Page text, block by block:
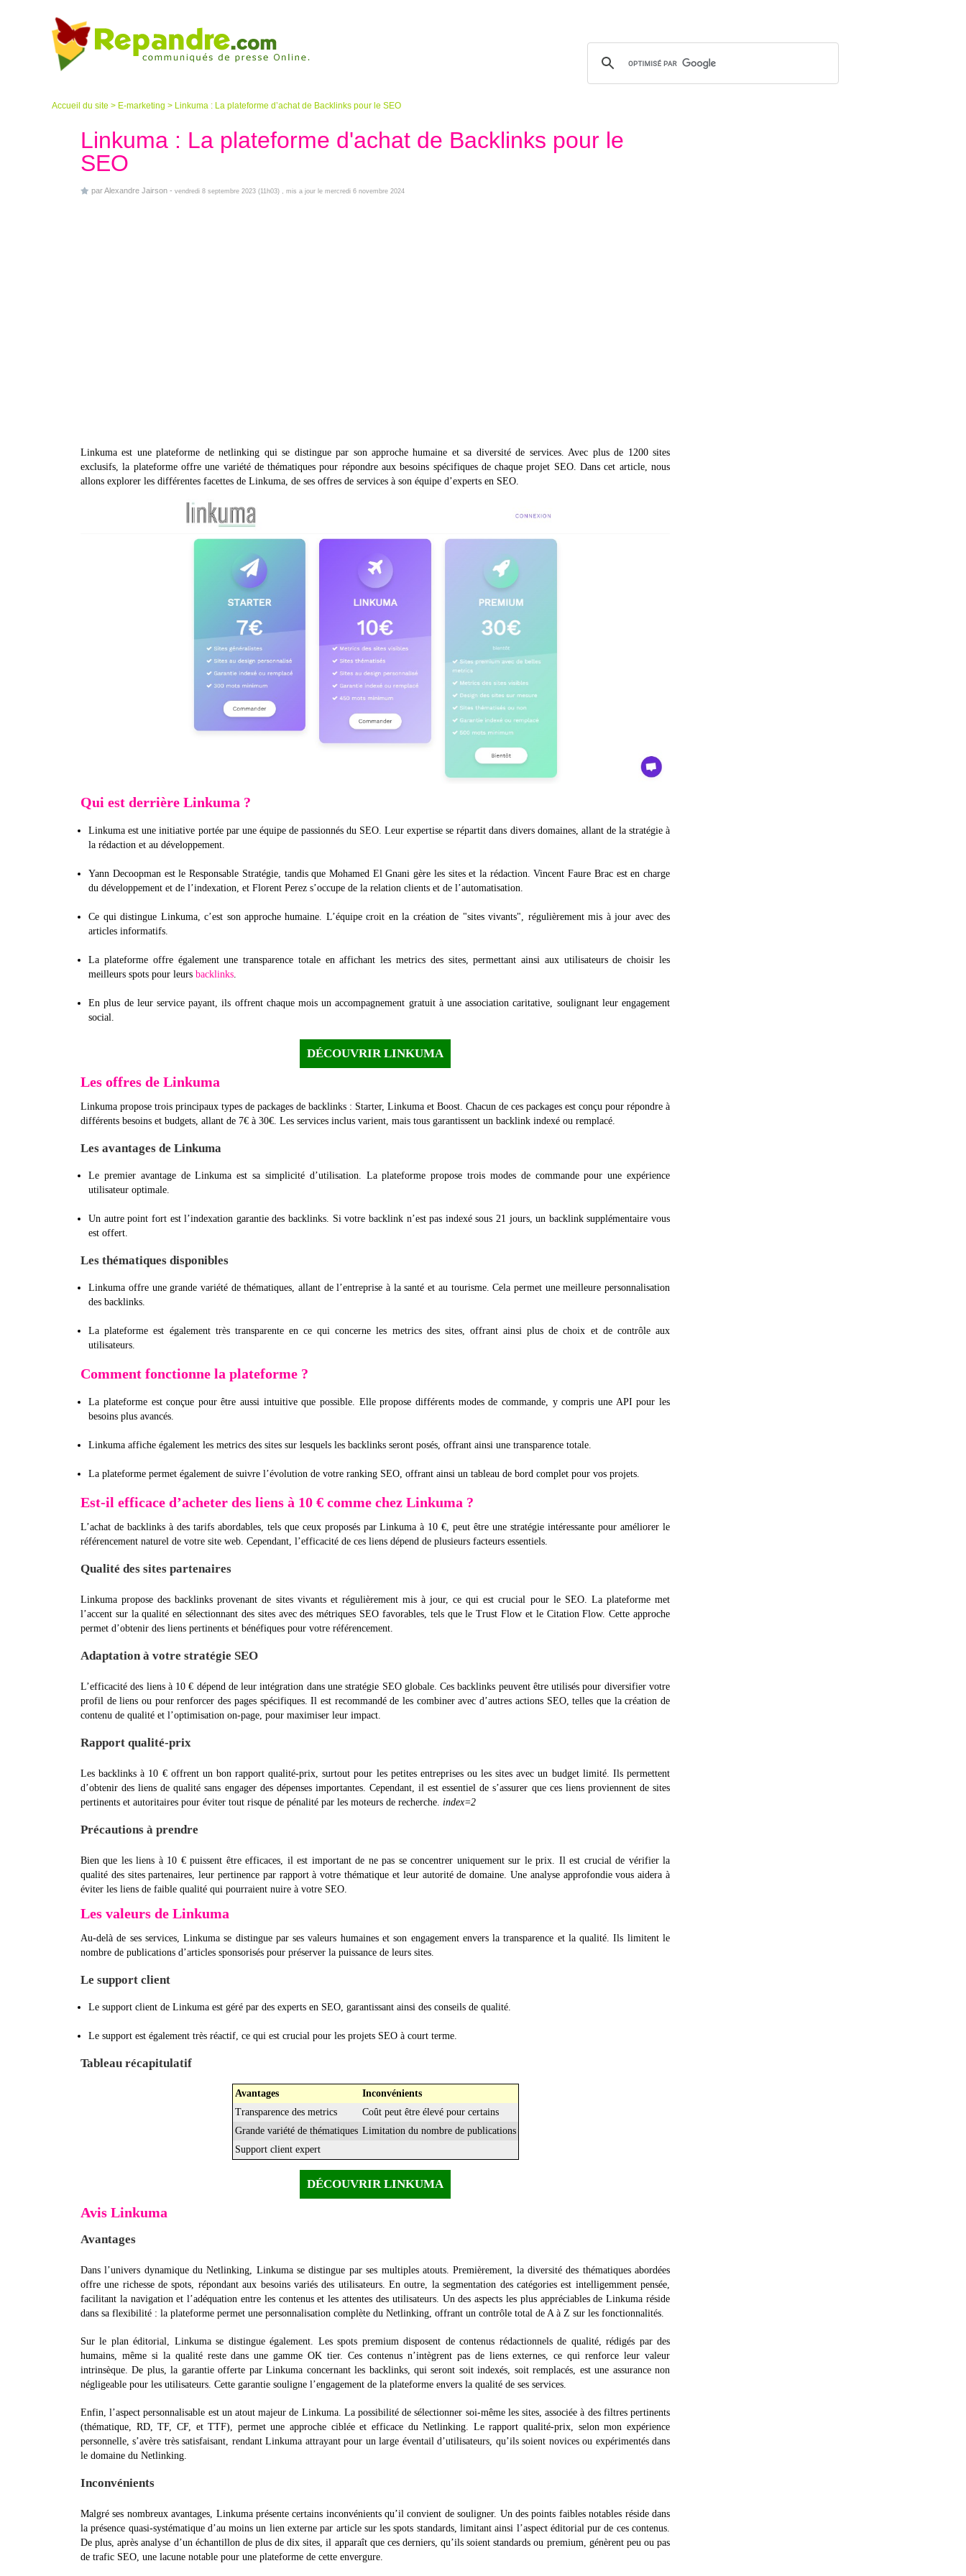
Accueil du site > E-marketing > Linkuma : La plateforme d’achat de Backlinks pour le SEO
Linkuma : La plateforme d'achat de Backlinks pour le
SEO
parAlexandre Jairson - vendredi 8 septembre 2023 (11h03) , mis a jour le mercredi 6 novembre 2024
Linkuma est une plateforme de netlinking qui se distingue par son approche humaine et sa diversité de services. Avec plus de 1200 sites
exclusifs, la plateforme offre une variété de thématiques pour répondre aux besoins spécifiques de chaque projet SEO. Dans cet article, nous
allons explorer les différentes facettes de Linkuma, de ses offres de services à son équipe d’experts en SEO.
Qui est derrière Linkuma ?
Linkuma est une initiative portée par une équipe de passionnés du SEO. Leur expertise se répartit dans divers domaines, allant de la stratégie à
la rédaction et au développement.
Yann Decoopman est le Responsable Stratégie, tandis que Mohamed El Gnani gère les sites et la rédaction. Vincent Faure Brac est en charge
du développement et de l’indexation, et Florent Perez s’occupe de la relation clients et de l’automatisation.
Ce qui distingue Linkuma, c’est son approche humaine. L’équipe croit en la création de "sites vivants", régulièrement mis à jour avec des
articles informatifs.
La plateforme offre également une transparence totale en affichant les metrics des sites, permettant ainsi aux utilisateurs de choisir les
meilleurs spots pour leursbacklinks
En plus de leur service payant, ils offrent chaque mois un accompagnement gratuit à une association caritative, soulignant leur engagement
social.
DÉCOUVRIR LINKUMA
Les offres de Linkuma
Linkuma propose trois principaux types de packages de backlinks : Starter, Linkuma et Boost. Chacun de ces packages est conçu pour répondre à
différents besoins et budgets, allant de 7€ à 30€. Les services inclus varient, mais tous garantissent un backlink indexé ou remplacé.
Les avantages de Linkuma
Le premier avantage de Linkuma est sa simplicité d’utilisation. La plateforme propose trois modes de commande pour une expérience
utilisateur optimale.
Un autre point fort est l’indexation garantie des backlinks. Si votre backlink n’est pas indexé sous 21 jours, un backlink supplémentaire vous
est offert.
Les thématiques disponibles
Linkuma offre une grande variété de thématiques, allant de l’entreprise à la santé et au tourisme. Cela permet une meilleure personnalisation
des backlinks.
La plateforme est également très transparente en ce qui concerne les metrics des sites, offrant ainsi plus de choix et de contrôle aux
utilisateurs.
Comment fonctionne la plateforme ?
La plateforme est conçue pour être aussi intuitive que possible. Elle propose différents modes de commande, y compris une API pour les
besoins plus avancés.
Linkuma affiche également les metrics des sites sur lesquels les backlinks seront posés, offrant ainsi une transparence totale.
La plateforme permet également de suivre l’évolution de votre ranking SEO, offrant ainsi un tableau de bord complet pour vos projets.
Est-il efficace d’acheter des liens à 10 € comme chez Linkuma ?
L’achat de backlinks à des tarifs abordables, tels que ceux proposés par Linkuma à 10 €, peut être une stratégie intéressante pour améliorer le
référencement naturel de votre site web. Cependant, l’efficacité de ces liens dépend de plusieurs facteurs essentiels.
Qualité des sites partenaires
Linkuma propose des backlinks provenant de sites vivants et régulièrement mis à jour, ce qui est crucial pour le SEO. La plateforme met
l’accent sur la qualité en sélectionnant des sites avec des métriques SEO favorables, tels que le Trust Flow et le Citation Flow. Cette approche
permet d’obtenir des liens pertinents et bénéfiques pour votre référencement.
Adaptation à votre stratégie SEO
L’efficacité des liens à 10 € dépend de leur intégration dans une stratégie SEO globale. Ces backlinks peuvent être utilisés pour diversifier votre
profil de liens ou pour renforcer des pages spécifiques. Il est recommandé de les combiner avec d’autres actions SEO, telles que la création de
contenu de qualité et l’optimisation on-page, pour maximiser leur impact.
Rapport qualité-prix
Les backlinks à 10 € offrent un bon rapport qualité-prix, surtout pour les petites entreprises ou les sites avec un budget limité. Ils permettent
d’obtenir des liens de qualité sans engager des dépenses importantes. Cependant, il est essentiel de s’assurer que ces liens proviennent de sites
pertinents et autoritaires pour éviter tout risque de pénalité par les moteurs de recherche. index=2
Précautions à prendre
Bien que les liens à 10 € puissent être efficaces, il est important de ne pas se concentrer uniquement sur le prix. Il est crucial de vérifier la
qualité des sites partenaires, leur pertinence par rapport à votre thématique et leur autorité de domaine. Une analyse approfondie vous aidera à
éviter les liens de faible qualité qui pourraient nuire à votre SEO.
Les valeurs de Linkuma
Au-delà de ses services, Linkuma se distingue par ses valeurs humaines et son engagement envers la transparence et la qualité. Ils limitent le
nombre de publications d’articles sponsorisés pour préserver la puissance de leurs sites.
Le support client
Le support client de Linkuma est géré par des experts en SEO, garantissant ainsi des conseils de qualité.
Le support est également très réactif, ce qui est crucial pour les projets SEO à court terme.
Tableau récapitulatif
Avantages
Inconvénients
Transparence des metrics
Coût peut être élevé pour certains
Grande variété de thématiques Limitation du nombre de publications
Support client expert
DÉCOUVRIR LINKUMA
Avis Linkuma
Avantages
Dans l’univers dynamique du Netlinking, Linkuma se distingue par ses multiples atouts. Premièrement, la diversité des thématiques abordées
offre une richesse de spots, répondant aux besoins variés des utilisateurs. En outre, la segmentation des catégories est intelligemment pensée,
facilitant la navigation et l’adéquation entre les contenus et les attentes des utilisateurs. Un des aspects les plus appréciables de Linkuma réside
dans sa flexibilité : la plateforme permet une personnalisation complète du Netlinking, offrant un contrôle total de A à Z sur les fonctionnalités.
Sur le plan éditorial, Linkuma se distingue également. Les spots premium disposent de contenus rédactionnels de qualité, rédigés par des
humains, même si la qualité reste dans une gamme OK tier. Ces contenus n’intègrent pas de liens externes, ce qui renforce leur valeur
intrinsèque. De plus, la garantie offerte par Linkuma concernant les backlinks, qui seront soit indexés, soit remplacés, est une assurance non
négligeable pour les utilisateurs. Cette garantie souligne l’engagement de la plateforme envers la qualité de ses services.
Enfin, l’aspect personnalisable est un atout majeur de Linkuma. La possibilité de sélectionner soi-même les sites, associée à des filtres pertinents
(thématique, RD, TF, CF, et TTF), permet une approche ciblée et efficace du Netlinking. Le rapport qualité-prix, selon mon expérience
personnelle, s’avère très satisfaisant, rendant Linkuma attrayant pour un large éventail d’utilisateurs, qu’ils soient novices ou expérimentés dans
le domaine du Netlinking.
Inconvénients
Malgré ses nombreux avantages, Linkuma présente certains inconvénients qu’il convient de souligner. Un des points faibles notables réside dans
la présence quasi-systématique d’au moins un lien externe par article sur les spots standards, limitant ainsi l’aspect éditorial pur de ces contenus.
De plus, après analyse d’un échantillon de plus de dix sites, il apparaît que ces derniers, qu’ils soient standards ou premium, génèrent peu ou pas
de trafic SEO, une lacune notable pour une plateforme de cette envergure.